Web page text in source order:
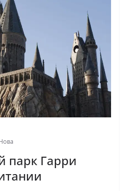
парк Гарри